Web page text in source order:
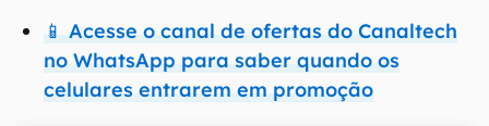
📱 Acesse o canal de ofertas do Canaltech
no WhatsApp para saber quando os
celulares entrarem em promoção